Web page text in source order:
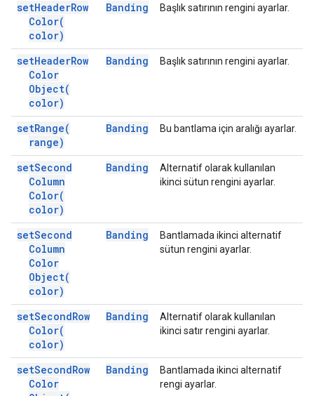
setHeaderRow
Color(
color)
Banding Başlık satırının rengini ayarlar.
setHeaderRow
Color
Object(
color)
Banding Başlık satırının rengini ayarlar.
setRange(
range)
Banding Bu bantlama için aralığı ayarlar.
setSecond
Column
Color(
color)
Banding
Alternatif olarak kullanılan
ikinci sütun rengini ayarlar.
setSecond
Column
Color
Object(
color)
Banding
Bantlamada ikinci alternatif
sütun rengini ayarlar.
setSecondRow
Color(
color)
Banding
Alternatif olarak kullanılan
ikinci satır rengini ayarlar.
setSecondRow
Color
Banding
Bantlamada ikinci alternatif
rengi ayarlar.